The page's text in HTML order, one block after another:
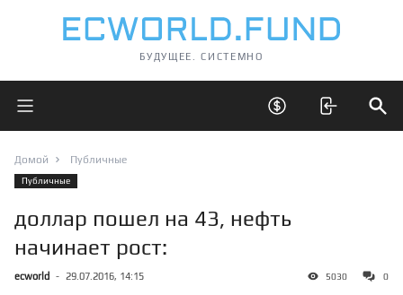
БУДУЩЕЕ. СИСТЕМНО
Открыть главное меню Открыть скрытые
Домой Публичные
Публичные
доллар пошел на 43, нефть
начинает рост:
ecworld - 29.07.2016, 14:15 5030 0